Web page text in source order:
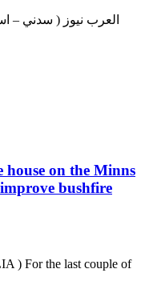
العرب نيوز ( سدني –
on the Minns
bushfire
) For the last couple of